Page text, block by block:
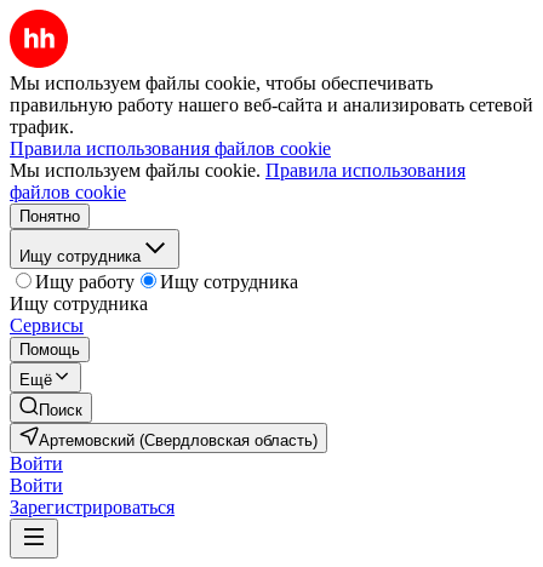
Мы используем файлы cookie, чтобы обеспечивать
правильную работу нашего веб-сайта и анализировать сетевой
трафик.
Правила использования файлов cookie
Мы используем файлы cookie. Правила использования
файлов cookie
Понятно
Ищу сотрудника
Ищу работу
Ищу сотрудника
Ищу сотрудника
Сервисы
Помощь
Ещё
Поиск
Артемовский (Свердловская область)
Войти
Войти
Зарегистрироваться